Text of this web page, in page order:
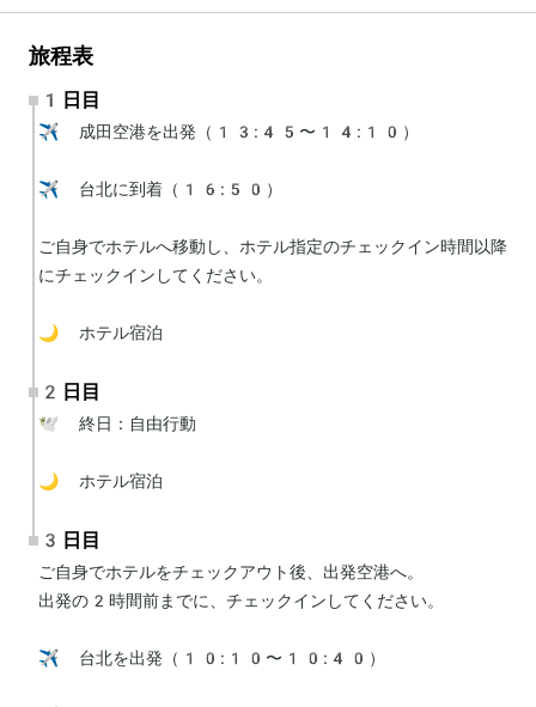
旅程表
1日目
✈️ 成田空港を出発（13:45〜14:10）
✈️ 台北に到着（16:50）
ご自身でホテルへ移動し、ホテル指定のチェックイン時間以降
にチェックインしてください。
🌙 ホテル宿泊
2日目
🕊 終日：自由行動
🌙 ホテル宿泊
3日目
ご自身でホテルをチェックアウト後、出発空港へ。
出発の2時間前までに、チェックインしてください。
✈️ 台北を出発（10:10〜10:40）